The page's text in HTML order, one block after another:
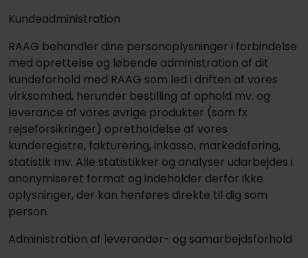
Kundeadministration
RAAG behandler dine personoplysninger i forbindelse
med oprettelse og løbende administration af dit
kundeforhold med RAAG som led i driften af vores
virksomhed, herunder bestilling af ophold mv. og
leverance af vores øvrige produkter (som fx
rejseforsikringer) opretholdelse af vores
kunderegistre, fakturering, inkasso, markedsføring,
statistik mv. Alle statistikker og analyser udarbejdes i
anonymiseret format og indeholder derfor ikke
oplysninger, der kan henføres direkte til dig som
person.
Administration af leverandør- og samarbejdsforhold